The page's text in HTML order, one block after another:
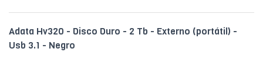
Adata Hv320 - Disco Duro - 2 Tb - Externo (portátil) -
Usb 3.1 - Negro